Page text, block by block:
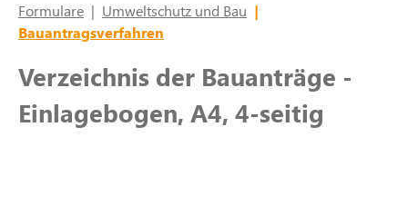
Formulare | Umweltschutz und Bau |
Bauantragsverfahren
Verzeichnis der Bauanträge -
Einlagebogen, A4, 4-seitig